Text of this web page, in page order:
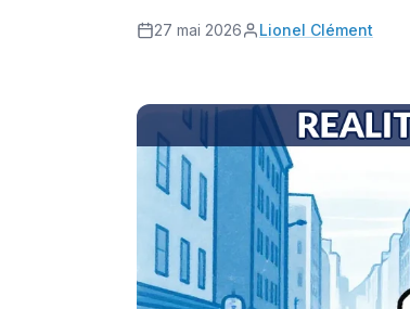
27 mai 2026 Lionel Clément